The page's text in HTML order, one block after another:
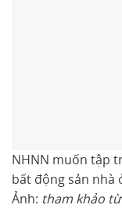
NHNN muốn tập
bất động sản nhà
Ảnh: tham khảo